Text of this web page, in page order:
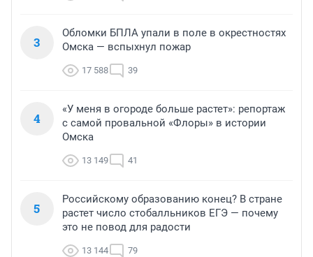
3
Обломки БПЛА упали в поле в окрестностях
Омска — вспыхнул пожар
17 588 39
4
«У меня в огороде больше растет»: репортаж
с самой провальной «Флоры» в истории
Омска
13 149 41
5
Российскому образованию конец? В стране
растет число стобалльников ЕГЭ — почему
это не повод для радости
13 144 79